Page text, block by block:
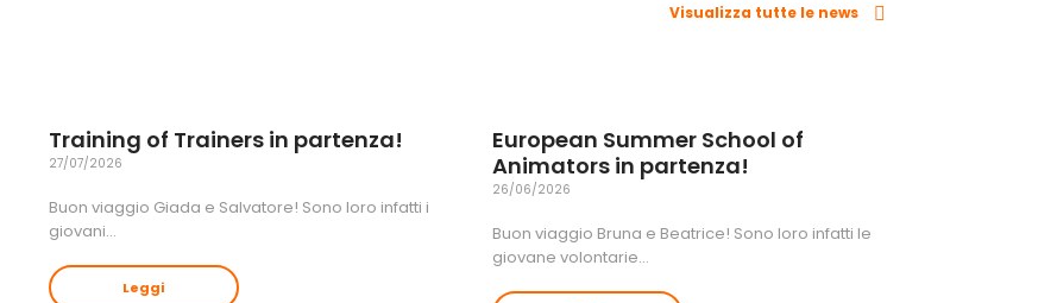
Visualizza tutte le news
Training of Trainers in partenza!
27/07/2026
Buon viaggio Giada e Salvatore! Sono loro infatti i
giovani…
Leggi
European Summer School of
Animators in partenza!
26/06/2026
Buon viaggio Bruna e Beatrice! Sono loro infatti le
giovane volontarie…